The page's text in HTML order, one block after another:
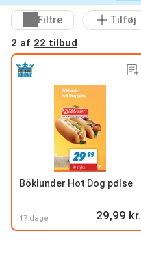
Filtre
Tilføj
2 af 22 tilbud
Böklunder Hot Dog pølse
17 dage 29,99 kr.